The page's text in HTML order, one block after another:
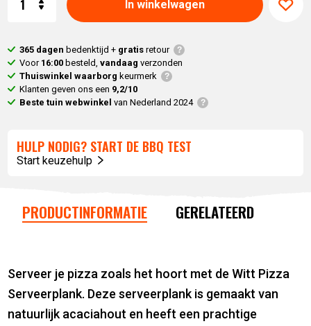
In winkelwagen
365 dagen bedenktijd + gratisretour
Voor 16:00 besteld,vandaag verzonden
Thuiswinkel waarborg keurmerk
Klanten geven ons een 9,2/10
Beste tuin webwinkel van Nederland 2024
HULP NODIG? START DE BBQ TEST
Start keuzehulp
PRODUCTINFORMATIE GERELATEERD
Serveer je pizza zoals het hoort met de Witt Pizza
Serveerplank. Deze serveerplank is gemaakt van
natuurlijk acaciahout en heeft een prachtige